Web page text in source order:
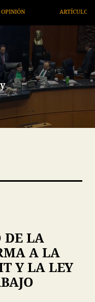
DE LA
A LA
Y LA LEY